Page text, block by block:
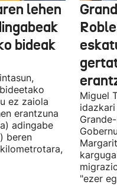
lehen
bideak
ez zaiola
erantzuna
adingabe
beren
Miguel
"ezer